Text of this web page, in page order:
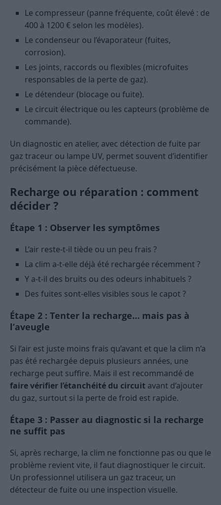
Le compresseur (panne fréquente, coût élevé : de
400 à 1200 € selon les modèles).
Le condenseur ou l’évaporateur (fuites,
corrosion).
Les joints, raccords ou flexibles (microfuites
responsables de la perte de gaz).
Le détendeur (blocage ou fuite).
Le circuit électrique ou les capteurs (problème de
commande).
Un diagnostic en atelier, avec détection de fuite par
gaz traceur ou lampe UV, permet souvent d’identifier
précisément la pièce défectueuse.
Recharge ou réparation : comment
décider ?
Étape 1 : Observer les symptômes
L’air reste-t-il tiède ou un peu frais ?
La clim a-t-elle déjà été rechargée récemment ?
Y a-t-il des bruits ou des odeurs inhabituels ?
Des fuites sont-elles visibles sous le capot ?
Étape 2 : Tenter la recharge… mais pas à
l’aveugle
Si l’air est juste moins frais qu’avant et que la clim n’a
pas été rechargée depuis plusieurs années, une
recharge peut suffire. Mais il est recommandé de
faire vérifier l’étanchéité du circuit avant d’ajouter
du gaz, surtout si la perte de froid est rapide.
Étape 3 : Passer au diagnostic si la recharge
ne suffit pas
Si, après recharge, la clim ne fonctionne pas ou que le
problème revient vite, il faut diagnostiquer le circuit.
Un professionnel utilisera un gaz traceur, un
détecteur de fuite ou une inspection visuelle.